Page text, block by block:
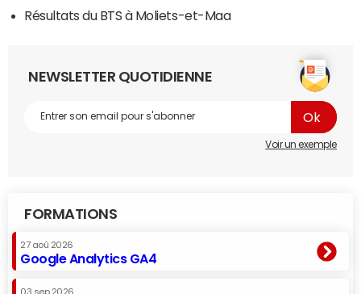
Résultats du BTS à Moliets-et-Maa
NEWSLETTER QUOTIDIENNE
Voir un exemple
FORMATIONS
27 aoû 2026
Google Analytics GA4
03 sep 2026